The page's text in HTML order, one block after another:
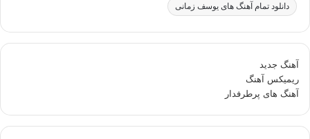
دانلود تمام آهنگ های یوسف زمانی
آهنگ جدید
ریمیکس آهنگ
آهنگ های پرطرفدار